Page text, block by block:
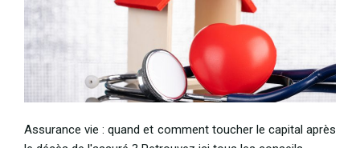
Assurance vie : quand et comment toucher le capital après